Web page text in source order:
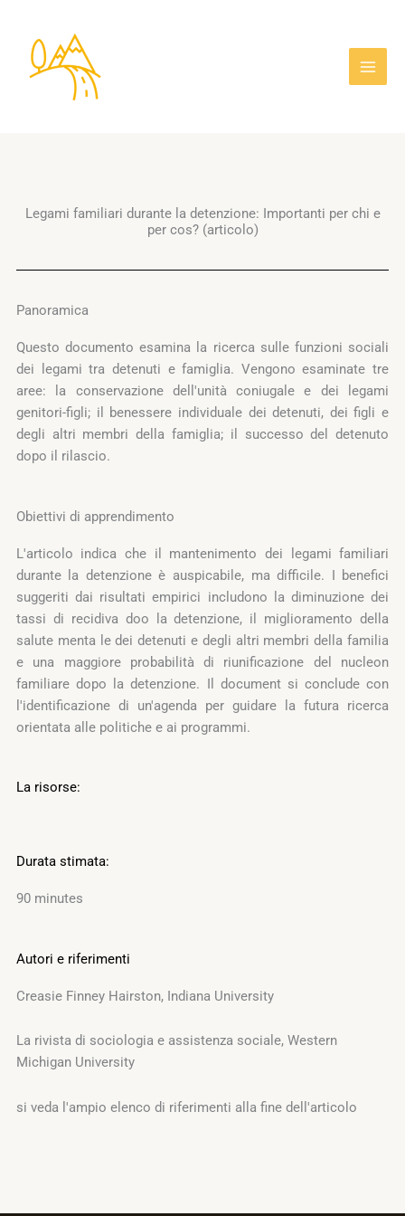
contenuto
Legami familiari durante la detenzione: Importanti per chi e
per cos? (articolo)
Panoramica
Questo documento esamina la ricerca sulle funzioni sociali
dei legami tra detenuti e famiglia. Vengono esaminate tre
aree: la conservazione dell'unità coniugale e dei legami
genitori-figli; il benessere individuale dei detenuti, dei figli e
degli altri membri della famiglia; il successo del detenuto
dopo il rilascio.
Obiettivi di apprendimento
L'articolo indica che il mantenimento dei legami familiari
durante la detenzione è auspicabile, ma difficile. I benefici
suggeriti dai risultati empirici includono la diminuzione dei
tassi di recidiva doo la detenzione, il miglioramento della
salute menta le dei detenuti e degli altri membri della familia
e una maggiore probabilità di riunificazione del nucleon
familiare dopo la detenzione. Il document si conclude con
l'identificazione di un'agenda per guidare la futura ricerca
orientata alle politiche e ai programmi.
La risorse:
Durata stimata:
90 minutes
Autori e riferimenti
Creasie Finney Hairston, Indiana University
La rivista di sociologia e assistenza sociale, Western
Michigan University
si veda l'ampio elenco di riferimenti alla fine dell'articolo